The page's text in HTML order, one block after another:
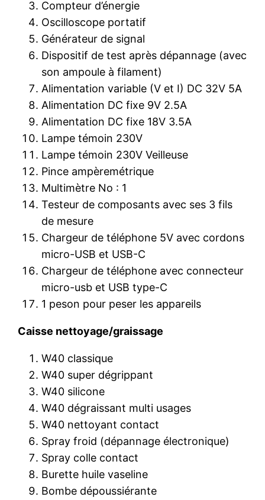
Compteur d’énergie
Oscilloscope portatif
Générateur de signal
Dispositif de test après dépannage (avec
son ampoule à filament)
Alimentation variable (V et I) DC 32V 5A
Alimentation DC fixe 9V 2.5A
Alimentation DC fixe 18V 3.5A
Lampe témoin 230V
Lampe témoin 230V Veilleuse
Pince ampèremétrique
Multimètre No : 1
Testeur de composants avec ses 3 fils
de mesure
Chargeur de téléphone 5V avec cordons
micro-USB et USB-C
Chargeur de téléphone avec connecteur
micro-usb et USB type-C
1 peson pour peser les appareils
Caisse nettoyage/graissage
W40 classique
W40 super dégrippant
W40 silicone
W40 dégraissant multi usages
W40 nettoyant contact
Spray froid (dépannage électronique)
Spray colle contact
Burette huile vaseline
Bombe dépoussiérante